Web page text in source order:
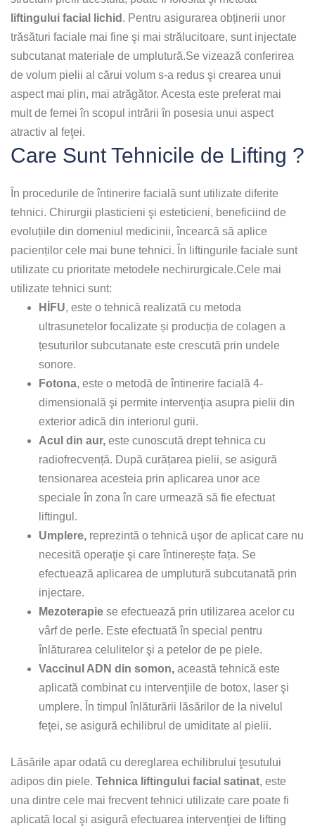
liftingului facial lichid . Pentru asigurarea obținerii unor
trăsături faciale mai fine şi mai strălucitoare, sunt injectate
subcutanat materiale de umplutură.Se vizează conferirea
de volum pielii al cărui volum s-a redus şi crearea unui
aspect mai plin, mai atrăgător. Acesta este preferat mai
mult de femei în scopul intrării în posesia unui aspect
atractiv al feţei.
Care Sunt Tehnicile de Lifting ?
În procedurile de întinerire facială sunt utilizate diferite
tehnici. Chirurgii plasticieni şi esteticieni, beneficiind de
evoluțiile din domeniul medicinii, încearcă să aplice
pacienților cele mai bune tehnici. În liftingurile faciale sunt
utilizate cu prioritate metodele nechirurgicale.Cele mai
utilizate tehnici sunt:
HİFU, este o tehnică realizată cu metoda
ultrasunetelor focalizate și producția de colagen a
țesuturilor subcutanate este crescută prin undele
sonore.
Fotona, este o metodă de întinerire facială 4-
dimensională şi permite intervenţia asupra pielii din
exterior adică din interiorul gurii.
Acul din aur, este cunoscută drept tehnica cu
radiofrecvență. După curățarea pielii, se asigură
tensionarea acesteia prin aplicarea unor ace
speciale în zona în care urmează să fie efectuat
liftingul.
Umplere, reprezintă o tehnică uşor de aplicat care nu
necesită operaţie şi care întinerește fața. Se
efectuează aplicarea de umplutură subcutanată prin
injectare.
Mezoterapie se efectuează prin utilizarea acelor cu
vârf de perle. Este efectuată în special pentru
înlăturarea celulitelor şi a petelor de pe piele.
Vaccinul ADN din somon, această tehnică este
aplicată combinat cu intervenţiile de botox, laser şi
umplere. În timpul înlăturării lăsărilor de la nivelul
feţei, se asigură echilibrul de umiditate al pielii.
Lăsările apar odată cu dereglarea echilibrului ţesutului
adipos din piele. Tehnica liftingului facial satinat, este
una dintre cele mai frecvent tehnici utilizate care poate fi
aplicată local şi asigură efectuarea intervenţiei de lifting